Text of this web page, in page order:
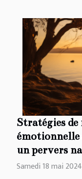
Stratégies
émotionnelle
un pervers
Samedi 18 mai